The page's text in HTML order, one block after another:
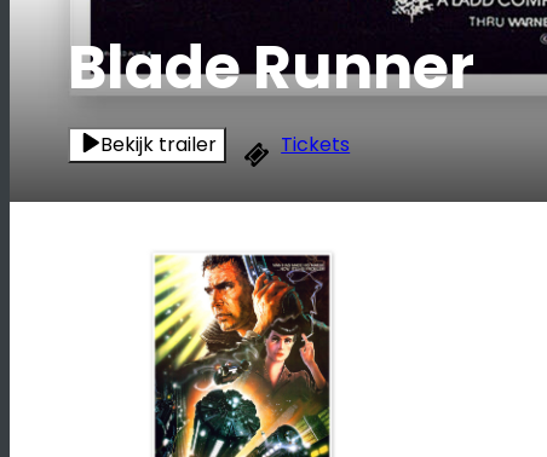
Blade Runner
Bekijk trailer Tickets